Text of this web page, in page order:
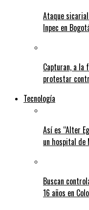
Ataque
Inpec en
Capturan, a la
protestar
Tecnología
Así es “Alter
un hospital de
Buscan
16 años en